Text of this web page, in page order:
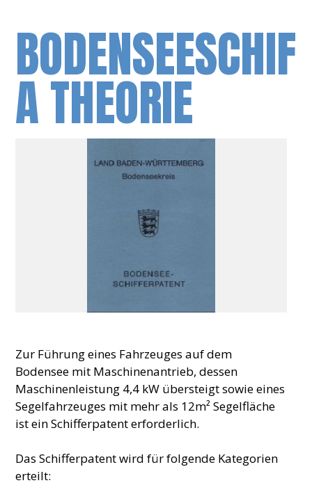
A THEORIE
Zur Führung eines Fahrzeuges auf dem
Bodensee mit Maschinenantrieb, dessen
Maschinenleistung 4,4 kW übersteigt sowie eines
Segelfahrzeuges mit mehr als 12m² Segelfläche
ist ein Schifferpatent erforderlich.
Das Schifferpatent wird für folgende Kategorien
erteilt: